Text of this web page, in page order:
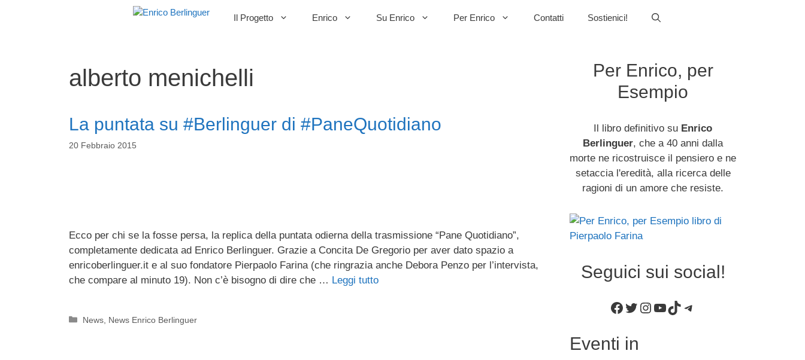
Il Progetto Enrico Su Enrico Per Enrico Contatti Sostienici!
alberto menichelli
La puntata su #Berlinguer di #PaneQuotidiano
20 Febbraio 2015
Ecco per chi se la fosse persa, la replica della puntata odierna della trasmissione “Pane Quotidiano”,
completamente dedicata ad Enrico Berlinguer. Grazie a Concita De Gregorio per aver dato spazio a
enricoberlinguer.it e al suo fondatore Pierpaolo Farina (che ringrazia anche Debora Penzo per l’intervista,
che compare al minuto 19). Non c’è bisogno di dire che … Leggi tutto
Categorie
News, News Enrico Berlinguer
Per Enrico, per
Esempio
Il libro definitivo su Enrico
Berlinguer, che a 40 anni dalla
morte ne ricostruisce il pensiero e ne
setaccia l'eredità, alla ricerca delle
ragioni di un amore che resiste.
Seguici sui social!
Facebook
Twitter
Instagram
YouTube
TikTokTelegram
Eventi in